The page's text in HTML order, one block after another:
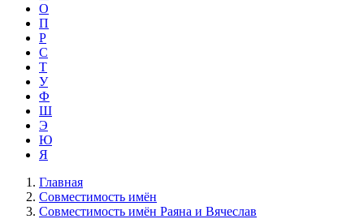
О
П
Р
С
Т
У
Ф
Ш
Э
Ю
Я
Главная
Совместимость имён
Совместимость имён Раяна и Вячеслав